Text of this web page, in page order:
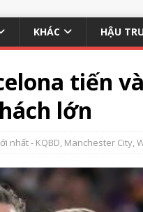
KHÁC HẬU
tiến
lớn
nhất - KQBD, Manchester City,